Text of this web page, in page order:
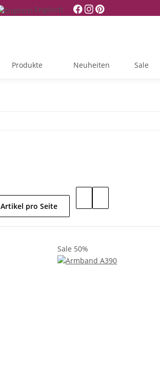
Englisch
Produkte Neuheiten Sale
Artikel pro Seite
Sale 50%